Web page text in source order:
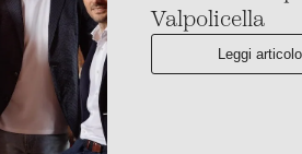
Valpolicella
Leggi articolo